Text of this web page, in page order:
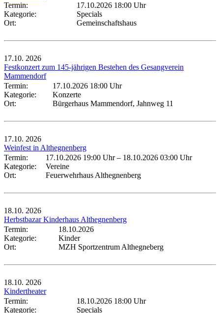
Termin:
17.10.2026 18:00 Uhr
Kategorie:
Specials
Ort:
Gemeinschaftshaus
17.10. 2026
Festkonzert zum 145-jährigen Bestehen des Gesangverein
Mammendorf
Termin:
17.10.2026 18:00 Uhr
Kategorie:
Konzerte
Ort:
Bürgerhaus Mammendorf, Jahnweg 11
17.10. 2026
Weinfest in Althegnenberg
Termin:
17.10.2026 19:00 Uhr– 18.10.2026 03:00 Uhr
Kategorie:
Vereine
Ort:
Feuerwehrhaus Althegnenberg
18.10. 2026
Herbstbazar Kinderhaus Althegnenberg
Termin:
18.10.2026
Kategorie:
Kinder
Ort:
MZH Sportzentrum Althegneberg
18.10. 2026
Kindertheater
Termin:
18.10.2026 18:00 Uhr
Kategorie:
Specials